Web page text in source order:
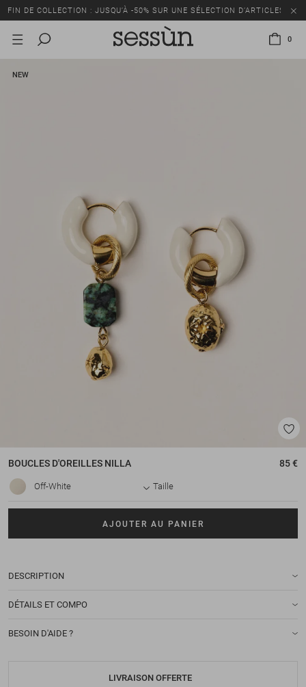
FIN DE COLLECTION : JUSQU’À -50% SUR UNE SÉLECTION D’ARTICLES
0
NEW
BOUCLES D'OREILLES NILLA 85 €
Off-White Taille
AJOUTER AU PANIER
DESCRIPTION
DÉTAILS ET COMPO
BESOIN D'AIDE ?
LIVRAISON OFFERTE